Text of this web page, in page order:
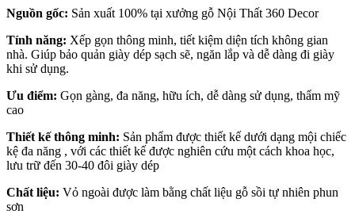
Nguồn gốc: Sản xuất 100% tại xưởng gỗ Nội Thất 360 Decor
Tính năng: Xếp gọn thông minh, tiết kiệm diện tích không gian
nhà. Giúp bảo quản giày dép sạch sẽ, ngăn lắp và dễ dàng đi giày
khi sử dụng.
Ưu điểm: Gọn gàng, đa năng, hữu ích, dễ dàng sử dụng, thẩm mỹ
cao
Thiết kế thông minh: Sản phẩm được thiết kế dưới dạng mội chiếc
kệ đa năng , với các thiết kế được nghiên cứu một cách khoa học,
lưu trữ đến 30-40 đôi giày dép
Chất liệu: Vỏ ngoài được làm bằng chất liệu gỗ sồi tự nhiên phun
sơn